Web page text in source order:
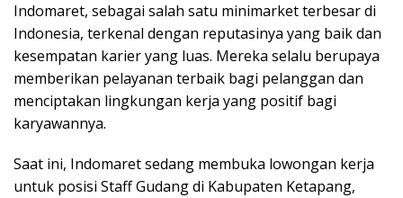
Indomaret, sebagai salah satu minimarket terbesar di
Indonesia, terkenal dengan reputasinya yang baik dan
kesempatan karier yang luas. Mereka selalu berupaya
memberikan pelayanan terbaik bagi pelanggan dan
menciptakan lingkungan kerja yang positif bagi
karyawannya.
Saat ini, Indomaret sedang membuka lowongan kerja
untuk posisi Staff Gudang di Kabupaten Ketapang,